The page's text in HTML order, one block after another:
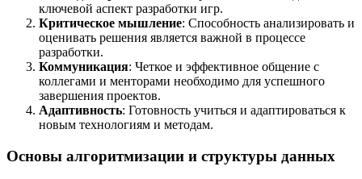
ключевой аспект разработки игр.
Критическое мышление: Способность анализировать и
оценивать решения является важной в процессе
разработки.
Коммуникация: Четкое и эффективное общение с
коллегами и менторами необходимо для успешного
завершения проектов.
Адаптивность: Готовность учиться и адаптироваться к
новым технологиям и методам.
Основы алгоритмизации и структуры данных